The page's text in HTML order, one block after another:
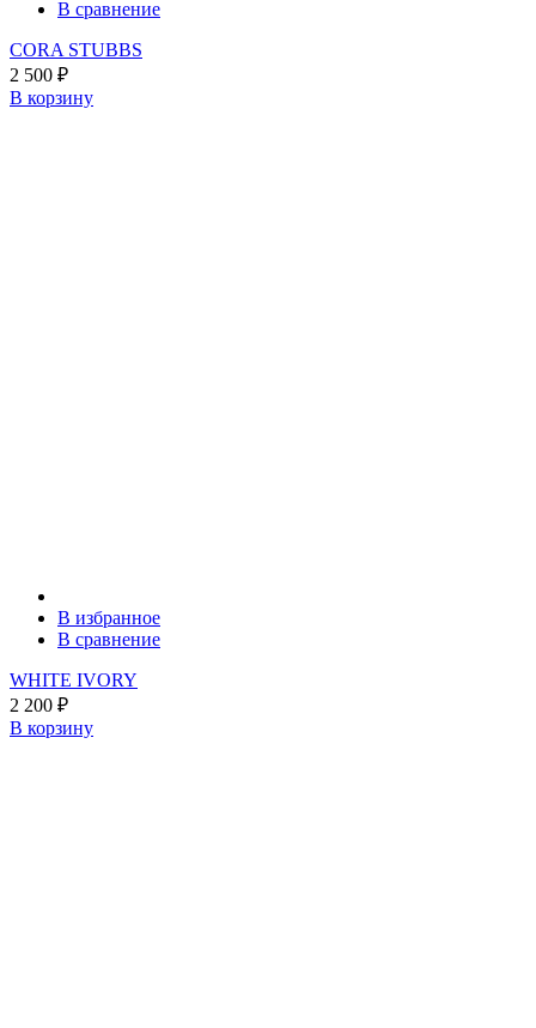
В сравнение
CORA STUBBS
2 500 ₽
В корзину
В избранное
В сравнение
WHITE IVORY
2 200 ₽
В корзину